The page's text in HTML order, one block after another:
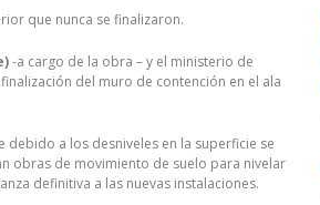
que nunca se finalizaron.
-a cargo de la obra – y el ministerio de
del muro de contención en el ala
a los desniveles en la superficie se
obras de movimiento de suelo para nivelar
definitiva a las nuevas instalaciones.